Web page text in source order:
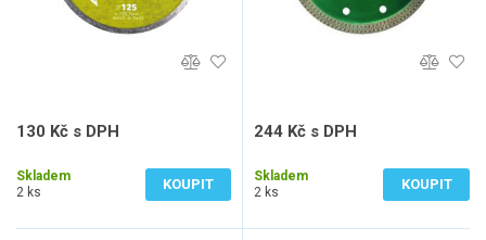
130 Kč s DPH
Skladem
2 ks
KOUPIT
244 Kč s DPH
Skladem
2 ks
KOUPIT